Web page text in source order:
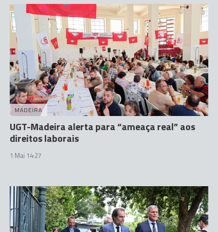
MADEIRA
UGT-Madeira alerta para “ameaça real” aos
direitos laborais
1 Mai 14:27